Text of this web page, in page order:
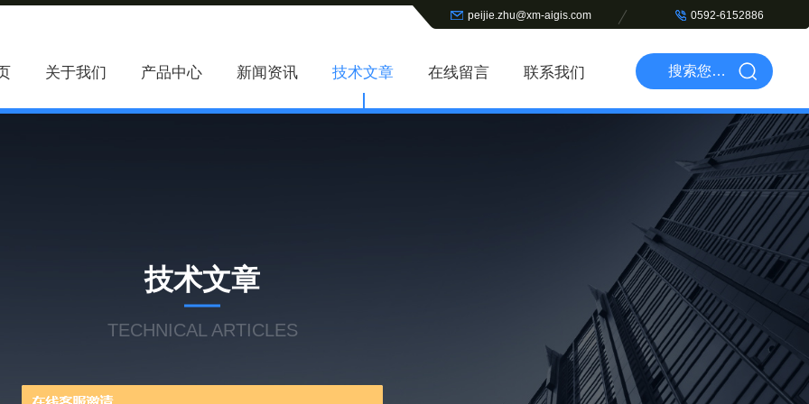
peijie.zhu@xm-aigis.com 0592-6152886
关于我们 产品中心 新闻资讯 技术文章 在线留言 联系我们
技术文章
TECHNICAL ARTICLES